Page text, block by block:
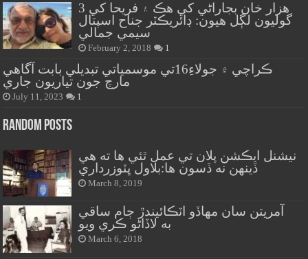
هزار خان بجاراڻي کي هڪ ۽ فريحا کي 3
گوليون لڳل هيون: ڊائريڪٽر جناح اسپتال
سيمي جمالي
February 2, 2018 1
ڪراچي ۾ جولاءِ16تي موسمياتي تبديلي بابت آگاهي
مارچ جون تياريون جاري
July 11, 2023 1
Random Posts
نيشنل ايڪشن پلان تي عمل ٿئي ها ته هي
ڏينهن نه ڏسون ها:بلاول ڀٽوزرداري
March 8, 2019
آمريتن سان مهاڏو اٽڪائيندڙ ڄام ساقي
به لاڏاڻو ڪري ويو
March 6, 2018